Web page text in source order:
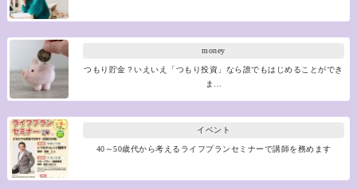
money
つもり貯金？いえいえ「つもり投資」なら誰でもはじめることができ
ま…
イベント
40～50歳代から考えるライフプランセミナーで講師を務めます